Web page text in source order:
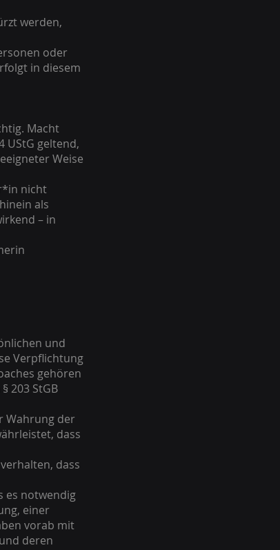
werden,
oder
in diesem
Macht
UStG geltend,
Weise
nicht
als
– in
und
Verpflichtung
gehören
203 StGB
Wahrung der
dass
dass
es notwendig
einer
vorab mit
deren